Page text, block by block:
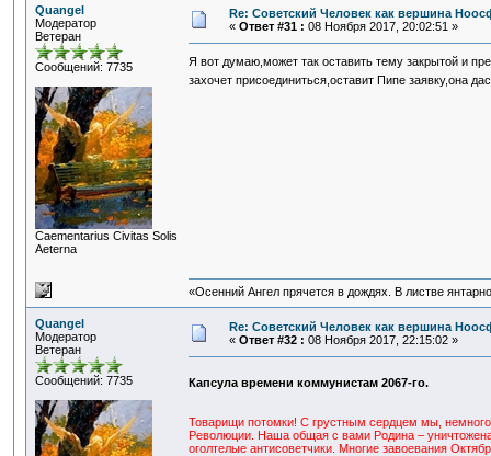
Quangel
Модератор
Ветеран
Сообщений: 7735
Сaementarius Civitas Solis
Aeterna
Re: Советский Человек как вершина
« Ответ #31 : 08 Ноября 2017, 20:02:51 »
Я вот думаю,может так оставить тему закрытой и
захочет присоединиться,оставит Пипе заявку,она
«Осенний Ангел прячется в дождях. В листве
Quangel
Модератор
Ветеран
Сообщений: 7735
Re: Советский Человек как вершина
« Ответ #32 : 08 Ноября 2017, 22:15:02 »
Капсула времени коммунистам 2067-го.
Товарищи потомки! С грустным сердцем мы,
Революции. Наша общая с вами Родина –
оголтелые антисоветчики. Многие завоевания